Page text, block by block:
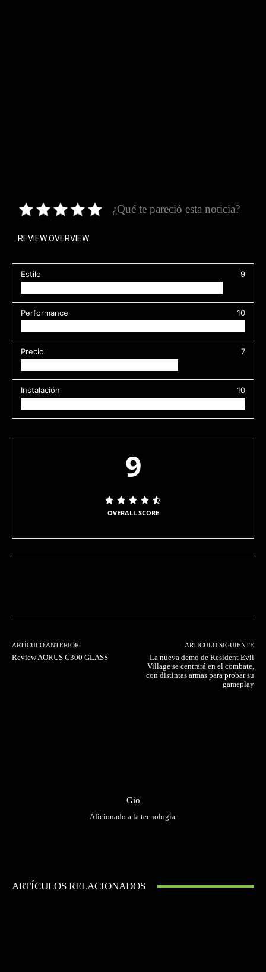
¿Qué te pareció esta noticia?
REVIEW OVERVIEW
Estilo 9
Performance 10
Precio 7
Instalación 10
9
OVERALL SCORE
ARTÍCULO ANTERIOR
Review AORUS C300 GLASS
ARTÍCULO SIGUIENTE
La nueva demo de Resident Evil
Village se centrará en el combate,
con distintas armas para probar su
gameplay
Gio
Aficionado a la tecnología.
ARTÍCULOS RELACIONADOS